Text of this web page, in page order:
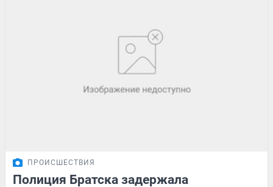
ПРОИСШЕСТВИЯ
Полиция Братска задержала